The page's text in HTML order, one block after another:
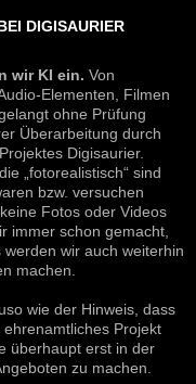
DIGISAURIER
wir KI ein. Von
Elementen, Filmen
ohne Prüfung
Überarbeitung durch
Digisaurier.
„fotorealistisch“ sind
bzw. versuchen
Fotos oder Videos
immer schon gemacht,
wir auch weiterhin
machen.
wie der Hinweis, dass
Projekt
überhaupt erst in der
zu machen.